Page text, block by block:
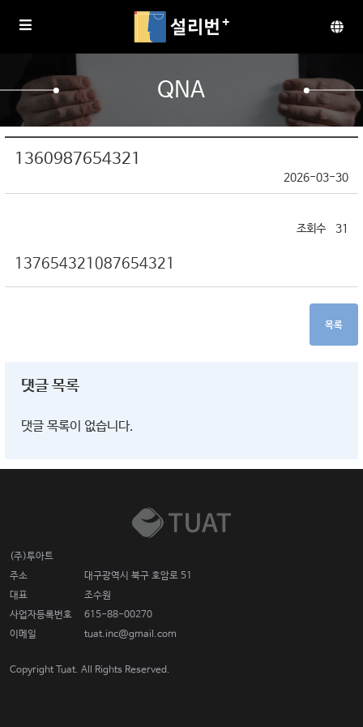
QNA
1360987654321
2026-03-30
31
137654321087654321
목록
댓글 목록
댓글 목록이 없습니다.
(주)투아트
주소
대구광역시 북구 호암로 51
대표
조수원
사업자등록번호
615-88-00270
이메일
tuat.inc@gmail.com
Copyright Tuat. All Rights Reserved.